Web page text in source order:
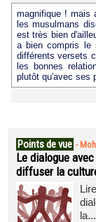
magnifique ! mais
les musulmans
est très bien
a bien compris le
différents versets
les bonnes
plutôt qu'avec ses
Points de vue -
Le dialogue
diffuser la
la...